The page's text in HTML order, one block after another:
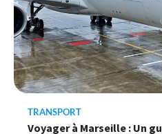
TRANSPORT
Voyager à Marseille : Un